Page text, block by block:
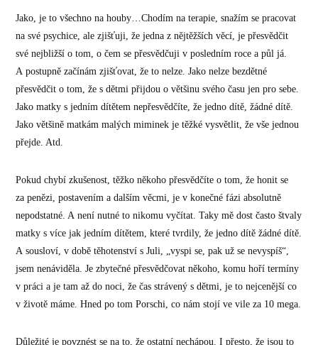
Jako, je to všechno na houby…Chodím na terapie, snažím se pracovat
na své psychice, ale zjišťuji, že jedna z nějtěžších věcí, je přesvědčit
své nejbližší o tom, o čem se přesvědčuji v posledním roce a půl já.
A postupně začínám zjišťovat, že to nelze. Jako nelze bezdětné
přesvědčit o tom, že s dětmi přijdou o většinu svého času jen pro sebe.
Jako matky s jedním dítětem nepřesvědčíte, že jedno dítě, žádné dítě.
Jako většině matkám malých miminek je těžké vysvětlit, že vše jednou
přejde. Atd.
Pokud chybí zkušenost, těžko někoho přesvědčíte o tom, že honit se
za penězi, postavením a dalším věcmi, je v konečné fázi absolutně
nepodstatné. A není nutné to nikomu vyčítat. Taky mě dost často štvaly
matky s více jak jedním dítětem, které tvrdily, že jedno dítě žádné dítě.
A sousloví, v době těhotenství s Juli, „vyspi se, pak už se nevyspíš“,
jsem nenáviděla. Je zbytečné přesvědčovat někoho, komu hoří termíny
v práci a je tam až do noci, že čas strávený s dětmi, je to nejcenější co
v životě máme. Hned po tom Porschi, co nám stojí ve vile za 10 mega.
Důležité je povznést se na to, že ostatní nechápou. I přesto, že jsou to